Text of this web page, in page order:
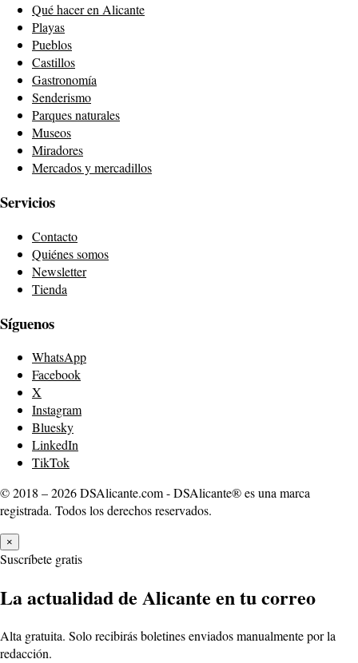
Qué hacer en Alicante
Playas
Pueblos
Castillos
Gastronomía
Senderismo
Parques naturales
Museos
Miradores
Mercados y mercadillos
Servicios
Contacto
Quiénes somos
Newsletter
Tienda
Síguenos
WhatsApp
Facebook
X
Instagram
Bluesky
LinkedIn
TikTok
© 2018 – 2026 DSAlicante.com - DSAlicante® es una marca
registrada. Todos los derechos reservados.
×
Suscríbete gratis
La actualidad de Alicante en tu correo
Alta gratuita. Solo recibirás boletines enviados manualmente por la
redacción.